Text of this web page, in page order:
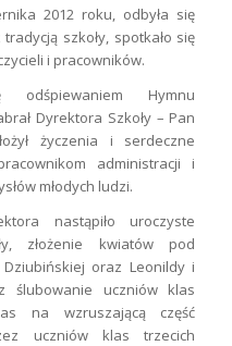
2012 roku, odbyła się
szkoły, spotkało się
i pracowników.
odśpiewaniem Hymnu
Dyrektora Szkoły – Pan
życzenia i serdeczne
administracji i
młodych ludzi.
nastąpiło uroczyste
złożenie kwiatów pod
Dziubińskiej oraz Leonildy i
ślubowanie uczniów klas
na wzruszającą część
uczniów klas trzecich